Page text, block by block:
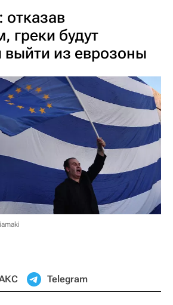
отказав
греки будут
из еврозоны
Telegram